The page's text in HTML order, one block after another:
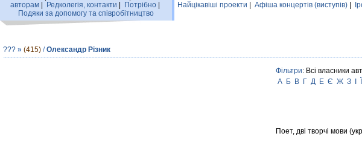
авторам
Редколегiя, контакти Потрiбно
Подяки за допомогу та співробітництво
Найцiкавiшi проекти
Афіша концертів (виступів)
??? » (415) /Олександр Різник
Фільтри: Всі власники
А Б В Г Д Е Є Ж З
Поет, дві творчі мови